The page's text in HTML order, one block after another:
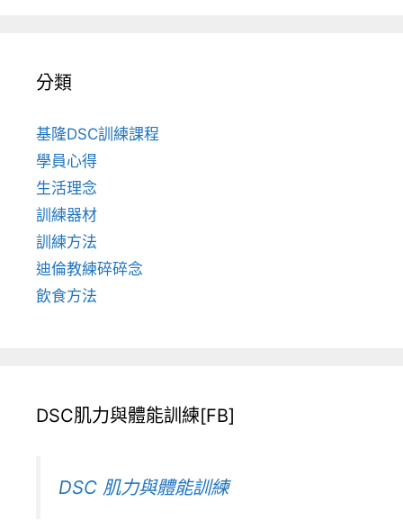
分類
基隆DSC訓練課程
學員心得
生活理念
訓練器材
訓練方法
迪倫教練碎碎念
飲食方法
DSC肌力與體能訓練[FB]
DSC 肌力與體能訓練